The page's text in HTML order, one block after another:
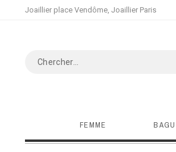
Joaillier place Vendôme, Joaillier Paris
FEMME